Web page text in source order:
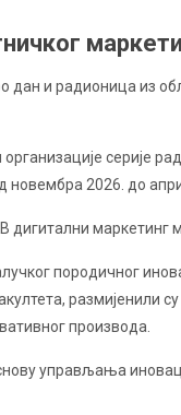
дан и радионица из
серије
новембра 2026. до
дигитални маркетинг
породичног
размијенили су
производа.
управљања